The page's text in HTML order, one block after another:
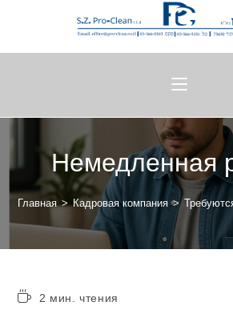
Немедленная
Главная > Кадровая компания >
2 мин. чтения